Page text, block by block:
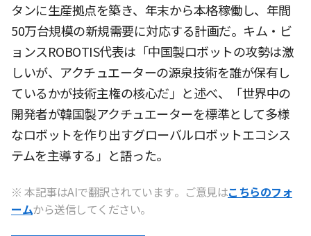
タンに生産拠点を築き、年末から本格稼働し、年間
50万台規模の新規需要に対応する計画だ。キム・ビ
ョンスROBOTIS代表は「中国製ロボットの攻勢は激
しいが、アクチュエーターの源泉技術を誰が保有し
ているかが技術主権の核心だ」と述べ、「世界中の
開発者が韓国製アクチュエーターを標準として多様
なロボットを作り出すグローバルロボットエコシス
テムを主導する」と語った。
※ 本記事はAIで翻訳されています。ご意見はこちらのフォ
ームから送信してください。